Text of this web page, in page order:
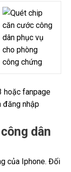
hoặc fanpage
đăng nhập
dân
của Iphone. Đối